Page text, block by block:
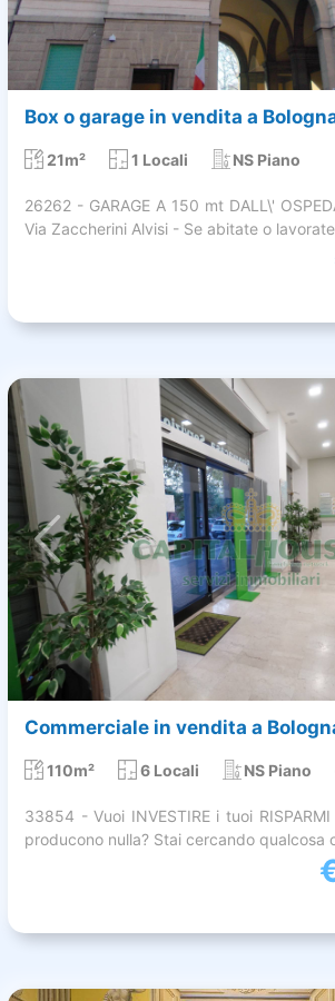
Box o garage in vendita a
21m² 1 Locali NS Piano
26262 - GARAGE A 150 mt DALL\'
Via Zaccherini Alvisi - Se abitate o
Commerciale in vendita a
110m² 6 Locali NS Piano
33854 - Vuoi INVESTIRE i tuoi
producono nulla? Stai cercando qualcosa